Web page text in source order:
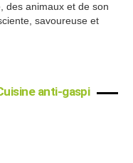
des animaux et de son
savoureuse et
anti-gaspi